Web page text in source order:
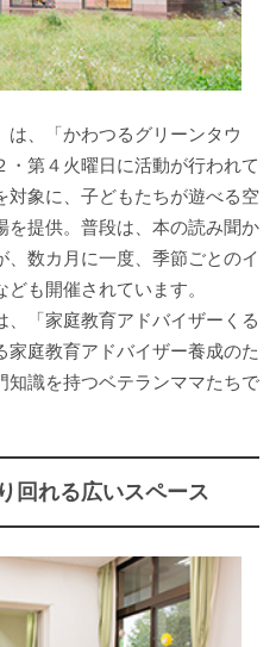
、「かわつるグリーンタウ
第４火曜日に活動が行われて
対象に、子どもたちが遊べる空
を提供。普段は、本の読み聞か
数カ月に一度、季節ごとのイ
も開催されています。
、「家庭教育アドバイザーくる
庭教育アドバイザー養成のた
知識を持つベテランママたちで
回れる広いスペース